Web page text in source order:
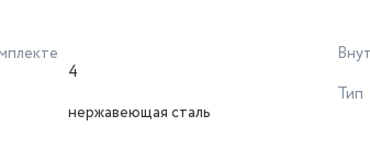
4
нержавеющая сталь
Тип